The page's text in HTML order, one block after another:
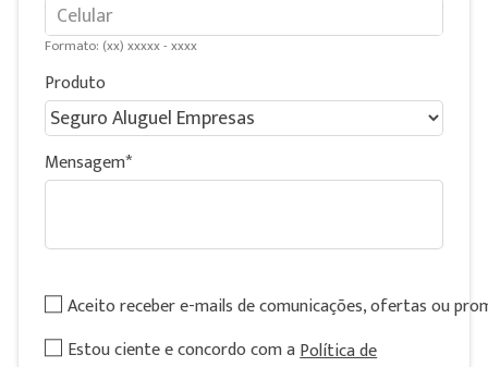
Formato: (xx) xxxxx - xxxx
Produto
Mensagem
Aceito receber e-mails de comunicações, ofertas ou
Estou ciente e concordo com aPolítica de